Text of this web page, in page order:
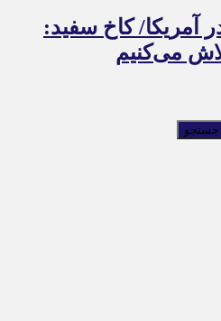
آمریکا/ کاخ سفید:
می‌کنیم